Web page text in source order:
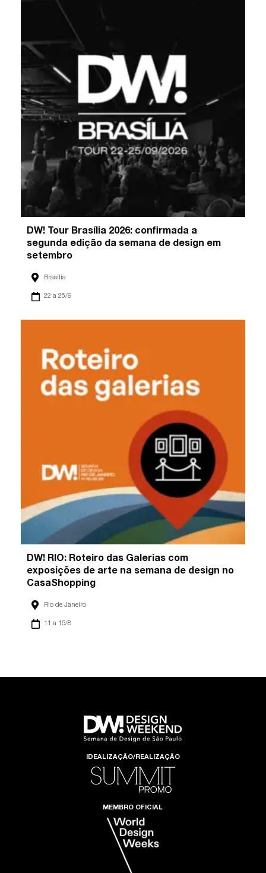
DW! Tour Brasília 2026: confirmada a
segunda edição da semana de design em
setembro
Brasília
22 a 25/9
DW! RIO: Roteiro das Galerias com
exposições de arte na semana de design no
CasaShopping
Rio de Janeiro
11 a 16/8
IDEALIZAÇÃO/REALIZAÇÃO
MEMBRO OFICIAL